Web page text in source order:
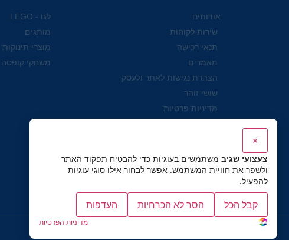
אודותינו
שירות לקוחות
תנאי רכישה
מאמרים
הצהרת נגישות לאתר ולעסק
שושי זוהר
מדיניות פרטיות
לגו - LEGO
מותגים
מוצרי תינוקות
משחקי קופסה
×
צעצועי שגיב משתמשים בעוגיות כדי להבטיח תפקוד האתר
ולשפר את חוויית המשתמש. אפשר לבחור אילו סוגי עוגיות
להפעיל.
קבל הכל הסר לא הכרחיות העדפות
מדיניות הפרטיות